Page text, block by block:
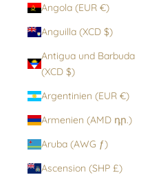
Angola (EUR €)
Anguilla (XCD $)
Antigua und Barbuda
(XCD $)
Argentinien (EUR €)
Armenien (AMD դր.)
Aruba (AWG ƒ)
Ascension (SHP £)